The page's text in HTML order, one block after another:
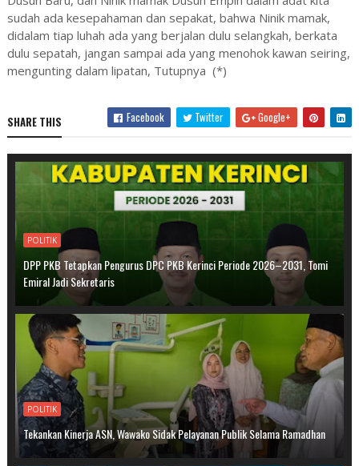
sudah ada kesepahaman dan sepakat, bahwa Ninik mamak,
didalam tiap luhah ada yang berjalan dulu selangkah, berkata
dulu sepatah, jangan sampai ada yang menohok kawan seiring,
mengunting dalam lipatan, Tutupnya (*)
SHARE THIS Facebook Twitter Google+
POLITIK
DPP PKB Tetapkan Pengurus DPC PKB Kerinci Periode 2026–2031, Tomi
Emiral Jadi Sekretaris
POLITIK
Tekankan Kinerja ASN, Wawako Sidak Pelayanan Publik Selama Ramadhan